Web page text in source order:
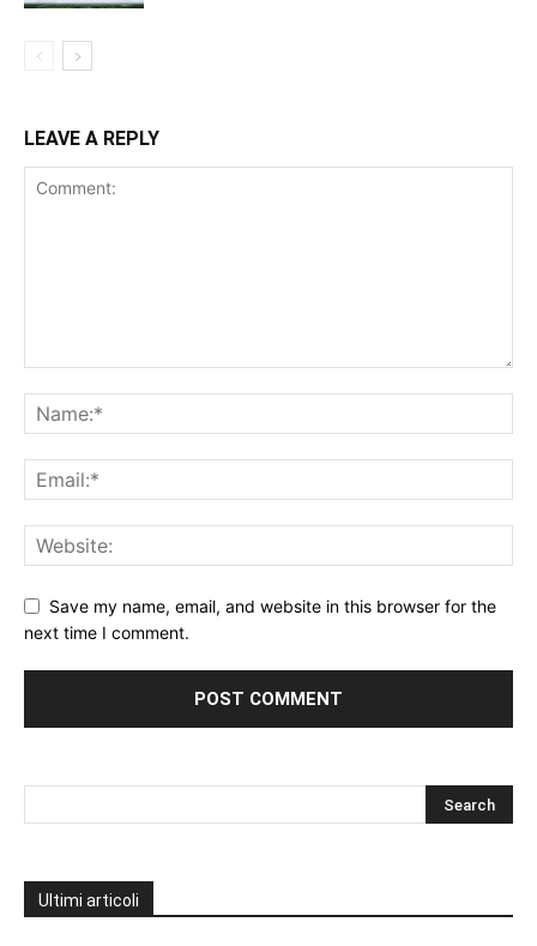
LEAVE A REPLY
Save my name, email, and website in this browser for the
next time I comment.
Ultimi articoli